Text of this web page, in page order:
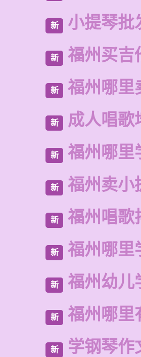
新 小提琴批
新 福州买吉
新 福州哪里
新 成人唱歌
新 福州哪里
新 福州卖小
新 福州唱歌
新 福州哪里
新 福州幼儿
新 福州哪里
新 学钢琴作